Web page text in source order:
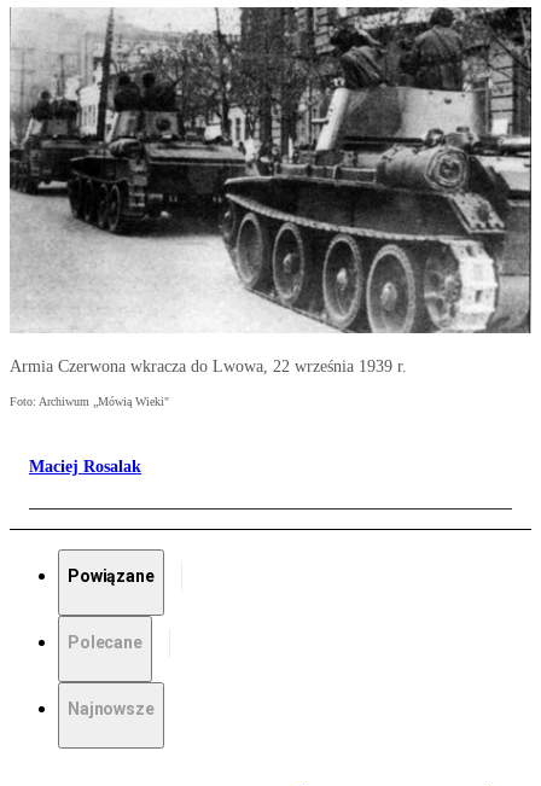
Armia Czerwona wkracza do Lwowa, 22 września 1939 r.
Foto: Archiwum „Mówią Wieki"
Maciej Rosalak
Powiązane
Polecane
Najnowsze